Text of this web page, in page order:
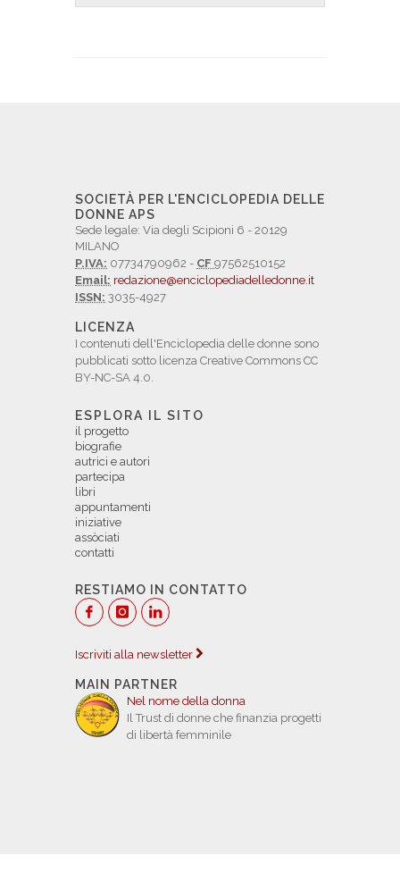
SOCIETÀ PER L'ENCICLOPEDIA DELLE
DONNE APS
Sede legale: Via degli Scipioni 6 - 20129
MILANO
P.IVA: 07734790962 - CF 97562510152
Email: redazione@enciclopediadelledonne.it
ISSN: 3035-4927
LICENZA
I contenuti dell'Enciclopedia delle donne sono
pubblicati sotto licenza Creative Commons CC
BY-NC-SA 4.0.
ESPLORA IL SITO
il progetto
biografie
autrici e autori
partecipa
libri
appuntamenti
iniziative
assòciati
contatti
RESTIAMO IN CONTATTO
Iscriviti alla newsletter
MAIN PARTNER
Nel nome della donna
Il Trust di donne che finanzia progetti
di libertà femminile